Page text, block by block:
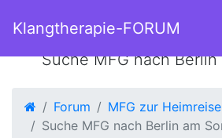
Klangtherapie-FORUM
Suche MFG nach
Forum
MFG zur Heimreise
Suche MFG nach Berlin am